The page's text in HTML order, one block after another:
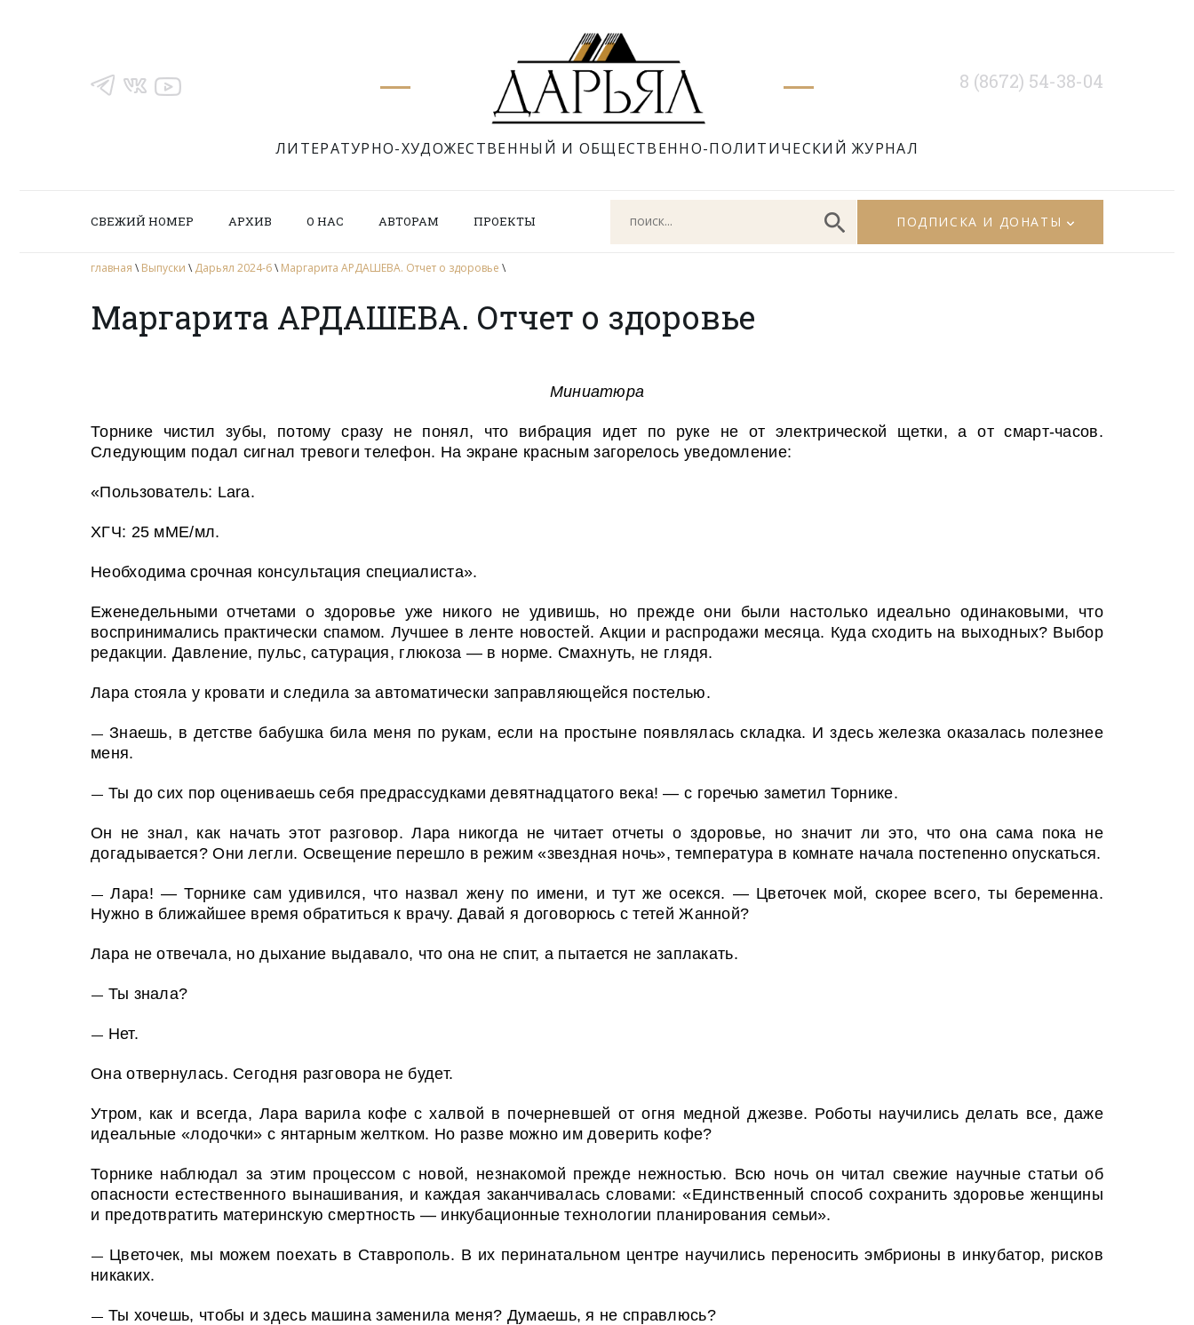
ЛИТЕРАТУРНО-ХУДОЖЕСТВЕННЫЙ И ОБЩЕСТВЕННО-ПОЛИТИЧЕСКИЙ ЖУРНАЛ
8 (8672) 54-38-04
СВЕЖИЙ НОМЕР АРХИВ О НАС АВТОРАМ ПРОЕКТЫ ПОДПИСКА И ДОНАТЫ
главная \ Выпуски \ Дарьял 2024-6\ Маргарита АРДАШЕВА. Отчет о здоровье \
Маргарита АРДАШЕВА. Отчет о здоровье
Миниатюра
Торнике чистил зубы, потому сразу не понял, что вибрация идет по руке не от электрической щетки, а от смарт-часов.
Следующим подал сигнал тревоги телефон. На экране красным загорелось уведомление:
«Пользователь: Lara.
ХГЧ: 25 мМЕ/мл.
Необходима срочная консультация специалиста».
Еженедельными отчетами о здоровье уже никого не удивишь, но прежде они были настолько идеально одинаковыми, что
воспринимались практически спамом. Лучшее в ленте новостей. Акции и распродажи месяца. Куда сходить на выходных? Выбор
редакции. Давление, пульс, сатурация, глюкоза — в норме. Смахнуть, не глядя.
Лара стояла у кровати и следила за автоматически заправляющейся постелью.
— Знаешь, в детстве бабушка била меня по рукам, если на простыне появлялась складка. И здесь железка оказалась полезнее
меня.
— Ты до сих пор оцениваешь себя предрассудками девятнадцатого века! — с горечью заметил Торнике.
Он не знал, как начать этот разговор. Лара никогда не читает отчеты о здоровье, но значит ли это, что она сама пока не
догадывается? Они легли. Освещение перешло в режим «звездная ночь», температура в комнате начала постепенно опускаться.
—Лара! — Торнике сам удивился, что назвал жену по имени, и тут же осекся. — Цветочек мой, скорее всего, ты беременна.
Нужно в ближайшее время обратиться к врачу. Давай я договорюсь с тетей Жанной?
Лара не отвечала, но дыхание выдавало, что она не спит, а пытается не заплакать.
— Ты знала?
— Нет.
Она отвернулась. Сегодня разговора не будет.
Утром, как и всегда, Лара варила кофе с халвой в почерневшей от огня медной джезве. Роботы научились делать все, даже
идеальные «лодочки» с янтарным желтком. Но разве можно им доверить кофе?
Торнике наблюдал за этим процессом с новой, незнакомой прежде нежностью. Всю ночь он читал свежие научные статьи об
опасности естественного вынашивания, и каждая заканчивалась словами: «Единственный способ сохранить здоровье женщины
и предотвратить материнскую смертность — инкубационные технологии планирования семьи».
— Цветочек, мы можем поехать в Ставрополь. В их перинатальном центре научились переносить эмбрионы в инкубатор, рисков
никаких.
— Ты хочешь, чтобы и здесь машина заменила меня? Думаешь, я не справлюсь?